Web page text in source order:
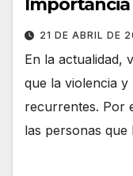
21 DE ABRIL DE
En la actualidad,
que la violencia
recurrentes. Por
las personas